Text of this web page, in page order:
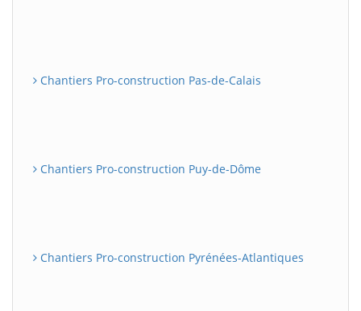
Chantiers Pro-construction Pas-de-Calais
Chantiers Pro-construction Puy-de-Dôme
Chantiers Pro-construction Pyrénées-Atlantiques